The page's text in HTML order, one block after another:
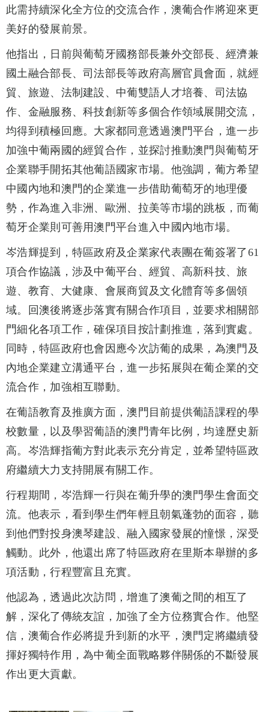
此需持續深化全方位的交流合作，澳葡合作將迎來更
美好的發展前景。
他指出，日前與葡萄牙國務部長兼外交部長、經濟兼
國土融合部長、司法部長等政府高層官員會面，就經
貿、旅遊、法制建設、中葡雙語人才培養、司法協
作、金融服務、科技創新等多個合作領域展開交流，
均得到積極回應。大家都同意透過澳門平台，進一步
加強中葡兩國的經貿合作，並探討推動澳門與葡萄牙
企業聯手開拓其他葡語國家市場。他強調，葡方希望
中國內地和澳門的企業進一步借助葡萄牙的地理優
勢，作為進入非洲、歐洲、拉美等市場的跳板，而葡
萄牙企業則可善用澳門平台進入中國內地市場。
岑浩輝提到，特區政府及企業家代表團在葡簽署了61
項合作協議，涉及中葡平台、經貿、高新科技、旅
遊、教育、大健康、會展商貿及文化體育等多個領
域。回澳後將逐步落實有關合作項目，並要求相關部
門細化各項工作，確保項目按計劃推進，落到實處。
同時，特區政府也會因應今次訪葡的成果，為澳門及
內地企業建立溝通平台，進一步拓展與在葡企業的交
流合作，加強相互聯動。
在葡語教育及推廣方面，澳門目前提供葡語課程的學
校數量，以及學習葡語的澳門青年比例，均達歷史新
高。岑浩輝指葡方對此表示充分肯定，並希望特區政
府繼續大力支持開展有關工作。
行程期間，岑浩輝一行與在葡升學的澳門學生會面交
流。他表示，看到學生們年輕且朝氣蓬勃的面容，聽
到他們對投身澳琴建設、融入國家發展的憧憬，深受
觸動。此外，他還出席了特區政府在里斯本舉辦的多
項活動，行程豐富且充實。
他認為，透過此次訪問，增進了澳葡之間的相互了
解，深化了傳統友誼，加強了全方位務實合作。他堅
信，澳葡合作必將提升到新的水平，澳門定將繼續發
揮好獨特作用，為中葡全面戰略夥伴關係的不斷發展
作出更大貢獻。